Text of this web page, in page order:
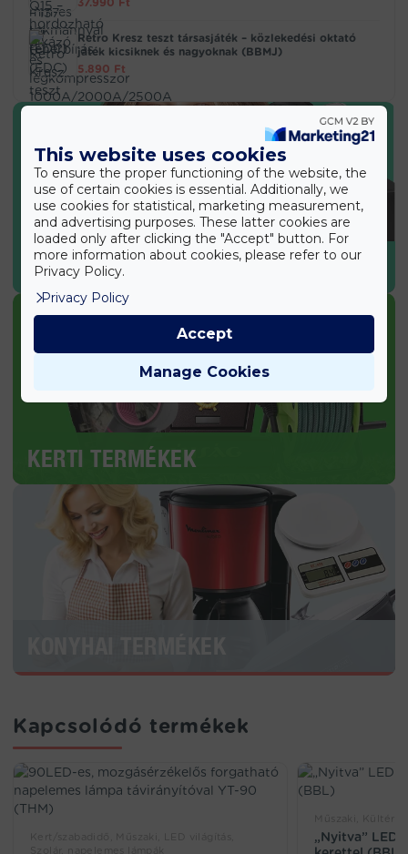
Retro Kresz teszt társasjáték – közlekedési oktató
játék kicsiknek és nagyoknak (BBMJ)
5.890 Ft
SPORT & EGÉSZSÉG
KERTI TERMÉKEK
Kapcsolódó termékek
„Nyitva” LED
This website uses cookies
To ensure the proper functioning of the website, the
use of certain cookies is essential. Additionally, we
use cookies for statistical, marketing measurement,
and advertising purposes. These latter cookies are
loaded only after clicking the "Accept" button. For
more information about cookies, please refer to our
Privacy Policy.
Privacy Policy
Manage Cookies
Accept